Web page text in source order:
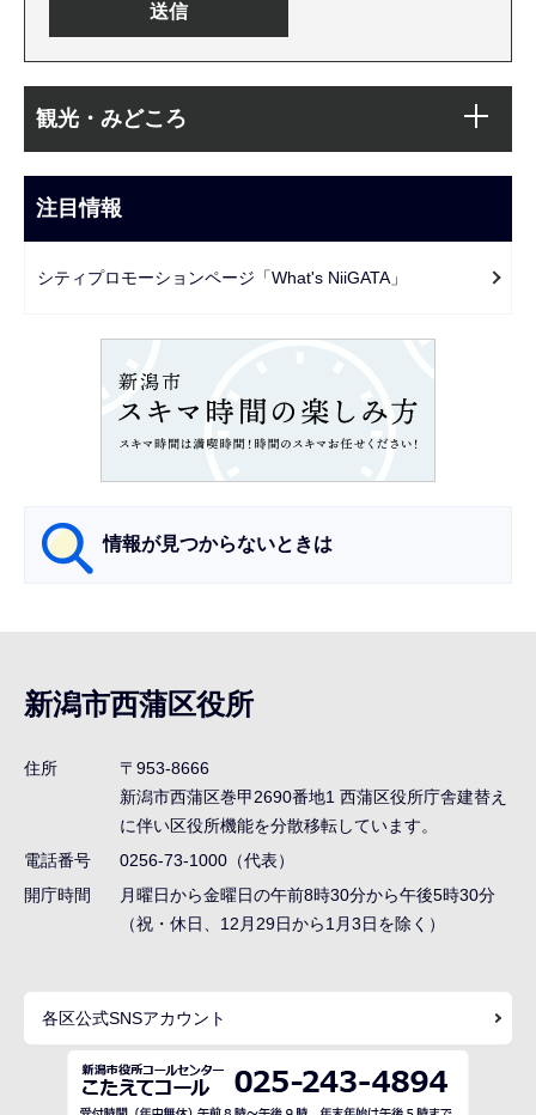
文
こ
ま
で
ブ
ビ
ー
観光・みどころ
注目情報
シティプロモーションページ「What's NiiGATA」
情報が見つからないときは
ナ
ビ
ゲ
ョ
ン
で
新潟市西蒲区役所
住所
〒953-8666
新潟市西蒲区巻甲2690番地1 西蒲区役所庁舎建替え
に伴い区役所機能を分散移転しています。
電話番号
0256-73-1000（代表）
開庁時間
月曜日から金曜日の午前8時30分から午後5時30分
（祝・休日、12月29日から1月3日を除く）
各区公式SNSアカウント